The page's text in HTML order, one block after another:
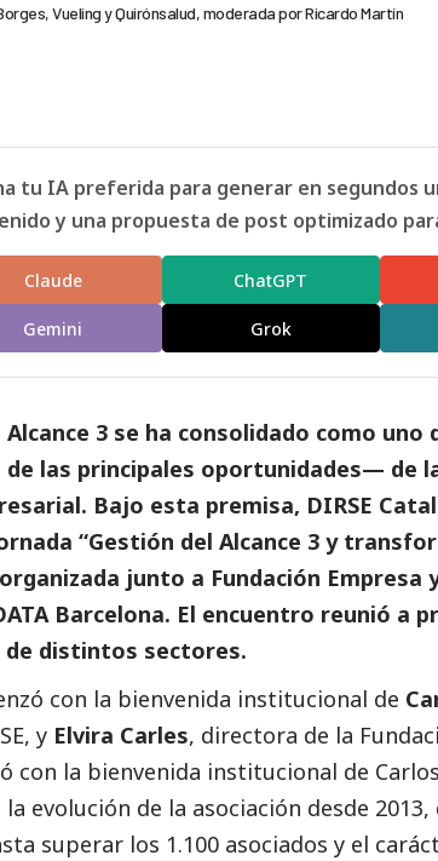
Vueling y Quirónsalud, moderada por Ricardo Martín
tu IA preferida para generar en segundos
y una propuesta de post optimizado
Claude ChatGPT
Gemini Grok
3 se ha consolidado como
de las principales oportunidades— de
Bajo esta premisa, DIRSE
“Gestión del Alcance 3 y
junto a Fundación Empresa
Barcelona. El encuentro reunió a
distintos sectores.
con la bienvenida institucional de
y Elvira Carles, directora de la
con la bienvenida institucional de
evolución de la asociación desde 2013,
superar los 1.100 asociados y el